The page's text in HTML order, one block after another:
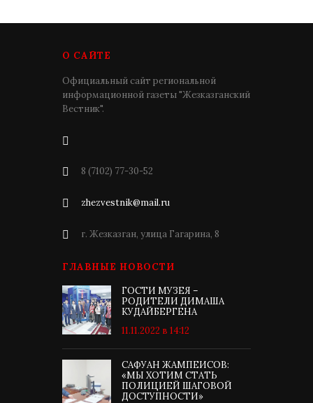
О САЙТЕ
Официальный сайт региональной
информационной газеты "Жезказганский
Вестник".
8 (7102) 77-30-52
zhezvestnik@mail.ru
г. Жезказган, улица Гагарина, 8
ГЛАВНЫЕ НОВОСТИ
ГОСТИ МУЗЕЯ –
РОДИТЕЛИ ДИМАША
КУДАЙБЕРГЕНА
11.11.2022 в 14:12
САФУАН ЖАМПЕИСОВ:
«МЫ ХОТИМ СТАТЬ
ПОЛИЦИЕЙ ШАГОВОЙ
ДОСТУПНОСТИ»